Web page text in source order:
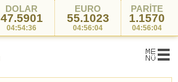
DOLAR
47.5901
04:54:36
EURO
55.1023
04:56:04
PARİTE
1.1570
04:56:04